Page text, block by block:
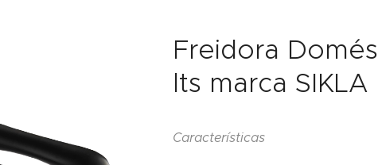
Freidora
lts marca SIKLA
Características